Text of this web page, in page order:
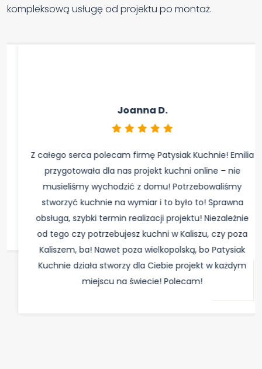
kompleksową usługę od projektu po montaż.
przygotowała dla nas projekt kuchni online – nie
musieliśmy wychodzić z domu! Potrzebowaliśmy
stworzyć kuchnie na wymiar i to było to! Sprawna
obsługa, szybki termin realizacji projektu! Niezależnie
od tego czy potrzebujesz kuchni w Kaliszu, czy poza
Kaliszem, ba! Nawet poza wielkopolską, bo Patysiak
Kuchnie działa stworzy dla Ciebie projekt w każdym
miejscu na świecie! Polecam!